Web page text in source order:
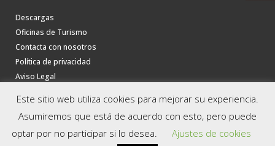
Descargas
Oficinas de Turismo
Contacta con nosotros
Política de privacidad
Aviso Legal
Este sitio web utiliza cookies para mejorar su experiencia.
Asumiremos que está de acuerdo con esto, pero puede
optar por no participar si lo desea.
Ajustes de cookies